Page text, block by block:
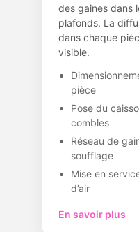
des gaines dans
plafonds. La
dans chaque
visible.
pièce
Pose du
combles
Réseau de
soufflage
Mise en
d’air
En savoir plus